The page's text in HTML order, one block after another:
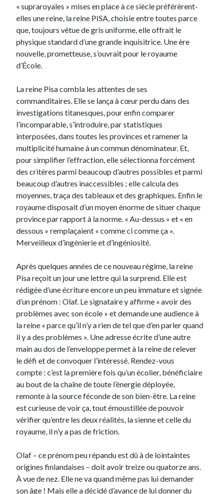
« supraroyales » mises en place à ce siècle préférèrent-
elles une reine, la reine PISA, choisie entre toutes parce
que, toujours vêtue de gris uniforme, elle offrait le
physique standard d’une grande inquisitrice. Une ère
nouvelle, prometteuse, s’ouvrait pour le royaume
d’École.
La reine Pisa combla les attentes de ses
commanditaires. Elle se lança à cœur perdu dans des
investigations titanesques, pour enfin comparer
l’incomparable, s’introduire, par statistiques
interposées, dans toutes les provinces et ramener la
multiplicité humaine à un commun dénominateur. Et,
pour simplifier l’effraction, elle sélectionna forcément
des critères parmi beaucoup d’autres possibles et parmi
beaucoup d’autres inaccessibles ; elle calcula des
moyennes, traça des tableaux et des graphiques. Enfin le
royaume disposait d’un moyen énorme de situer chaque
province par rapport à la norme. « Au-dessus » et « en
dessous » remplaçaient « comme ci comme ça ».
Merveilleux d’ingénierie et d’ingéniosité.
Après quelques années de ce nouveau régime, la reine
Pisa reçoit un jour une lettre qui la surprend. Elle est
rédigée d’une écriture encore un peu immature et signée
d’un prénom : Olaf. Le signataire y affirme « avoir des
problèmes avec son école » et demande une audience à
la reine « parce qu’il n’y a rien de tel que d’en parler quand
il y a des problèmes ». Une adresse écrite d’une autre
main au dos de l’enveloppe permet à la reine de relever
le défi et de convoquer l’intéressé. Rendez-vous
compte : c’est la première fois qu’un écolier, bénéficiaire
au bout de la chaîne de toute l’énergie déployée,
remonte à la source féconde de son bien-être. La reine
est curieuse de voir ça, tout émoustillée de pouvoir
vérifier qu’entre les deux réalités, la sienne et celle du
royaume, il n’y a pas de friction.
Olaf – ce prénom peu répandu est dû à de lointaintes
origines finlandaises – doit avoir treize ou quatorze ans.
À vue de nez. Elle ne va quand même pas lui demander
son âge ! Mais elle a décidé d’avance de lui donner du